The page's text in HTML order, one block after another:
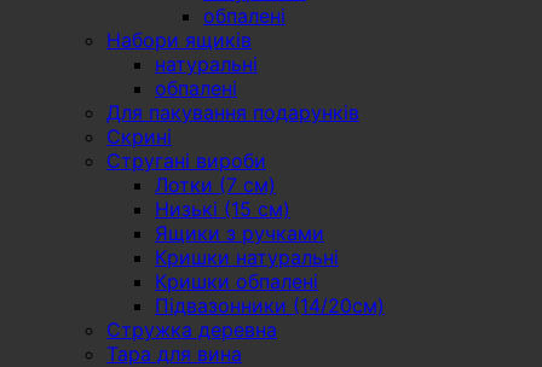
обпалені
Набори ящиків
натуральні
обпалені
Для пакування подарунків
Скрині
Стругані вироби
Лотки (7 см)
Низькі (15 см)
Ящики з ручками
Кришки натуральні
Кришки обпалені
Підвазонники (14/20см)
Стружка деревна
Тара для вина